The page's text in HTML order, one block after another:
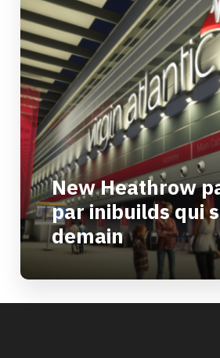
New Heathrow
par inibuilds qui
demain